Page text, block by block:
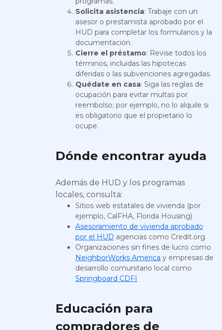
Solicita asistencia: Trabaje con un
asesor o prestamista aprobado por el
HUD para completar los formularios y la
documentación.
Cierre el préstamo: Revise todos los
términos, incluidas las hipotecas
diferidas o las subvenciones agregadas.
Quédate en casa: Siga las reglas de
ocupación para evitar multas por
reembolso; por ejemplo, no lo alquile si
es obligatorio que el propietario lo
ocupe.
Dónde encontrar ayuda
Además de HUD y los programas
locales, consulta:
Sitios web estatales de vivienda (por
ejemplo, CalFHA, Florida Housing)
Asesoramiento de vivienda aprobado
por el HUD agencias como Credit.org
Organizaciones sin fines de lucro como
NeighborWorks America y empresas de
desarrollo comunitario local como
Springboard CDFI
Educación para
compradores de